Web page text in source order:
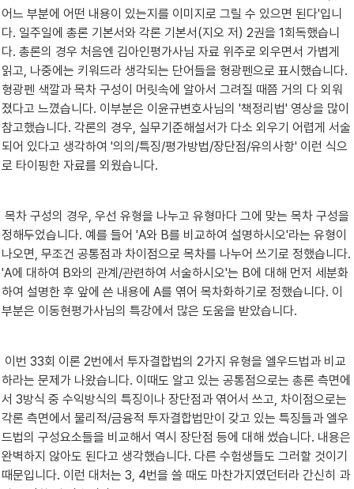
어느 부분에 어떤 내용이 있는지를 이미지로 그릴 수 있으면 된다'입니
다. 일주일에 총론 기본서와 각론 기본서(지오 저) 2권을 1회독했습니
다. 총론의 경우 처음엔 김아인평가사님 자료 위주로 외우면서 가볍게
읽고, 나중에는 키워드라 생각되는 단어들을 형광펜으로 표시했습니다.
형광펜 색깔과 목차 구성이 머릿속에 알아서 그려질 때쯤 거의 다 외워
졌다고 느꼈습니다. 이부분은 이윤규변호사님의 '책정리법' 영상을 많이
참고했습니다. 각론의 경우, 실무기준해설서가 다소 외우기 어렵게 서술
되어 있다고 생각하여 '의의/특징/평가방법/장단점/유의사항' 이런 식으
로 타이핑한 자료를 외웠습니다.
정해두었습니다. 예를 들어 'A와 B를 비교하여 설명하시오'라는 유형이
나오면, 무조건 공통점과 차이점으로 목차를 나누어 쓰기로 정했습니다.
'A에 대하여 B와의 관계/관련하여 서술하시오'는 B에 대해 먼저 세분화
하여 설명한 후 앞에 쓴 내용에 A를 엮어 목차화하기로 정했습니다. 이
부분은 이동현평가사님의 특강에서 많은 도움을 받았습니다.
하라는 문제가 나왔습니다. 이때도 알고 있는 공통점으로는 총론 측면에
서 3방식 중 수익방식의 특징이나 장단점과 엮어서 쓰고, 차이점으로는
각론 측면에서 물리적/금융적 투자결합법만이 갖고 있는 특징들과 엘우
드법의 구성요소들을 비교해서 역시 장단점 등에 대해 썼습니다. 내용은
완벽하지 않아도 된다고 생각했습니다. 다른 수험생들도 그러할 것이기
때문입니다. 이런 대처는 3, 4번을 쓸 때도 마찬가지였던터라 간신히 과